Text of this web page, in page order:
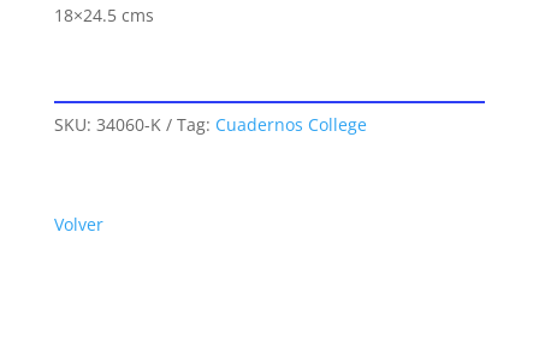
18×24.5 cms
SKU: 34060-K Tag: Cuadernos College
Volver